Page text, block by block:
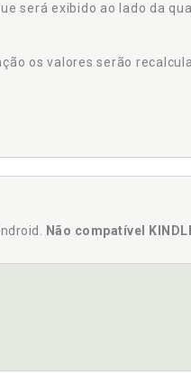
será exibido ao lado da
os valores serão
Não compatível